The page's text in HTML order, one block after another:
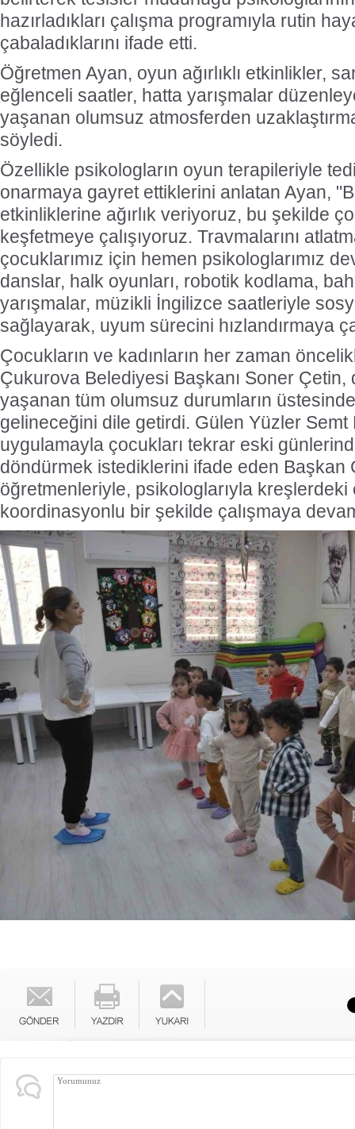
hazırladıkları çalışma programıyla rutin
çabaladıklarını ifade etti.
Öğretmen Ayan, oyun ağırlıklı etkinlikler,
eğlenceli saatler, hatta yarışmalar
yaşanan olumsuz atmosferden
söyledi.
Özellikle psikologların oyun terapileriyle
onarmaya gayret ettiklerini anlatan Ayan,
etkinliklerine ağırlık veriyoruz, bu şekilde
keşfetmeye çalışıyoruz. Travmalarını
çocuklarımız için hemen psikologlarımız
danslar, halk oyunları, robotik kodlama,
yarışmalar, müzikli İngilizce saatleriyle
sağlayarak, uyum sürecini hızlandırmaya
Çocukların ve kadınların her zaman
Çukurova Belediyesi Başkanı Soner Çetin,
yaşanan tüm olumsuz durumların
gelineceğini dile getirdi. Gülen Yüzler
uygulamayla çocukları tekrar eski
döndürmek istediklerini ifade eden Başkan
öğretmenleriyle, psikologlarıyla
koordinasyonlu bir şekilde çalışmaya